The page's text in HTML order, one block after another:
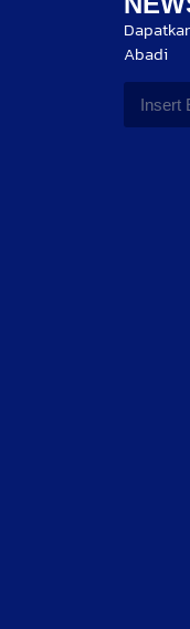
Abadi